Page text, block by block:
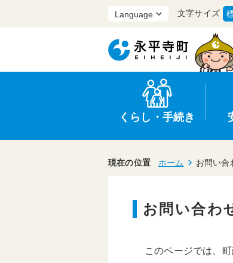
くらし・手続き
上水道・下水道
申請書・証明書
防災
医療
保育・子育て
農業・林業・漁業
行政
広報
文字サイズ
現在の位置 ホーム お問い合
お問い合わ
このページでは、